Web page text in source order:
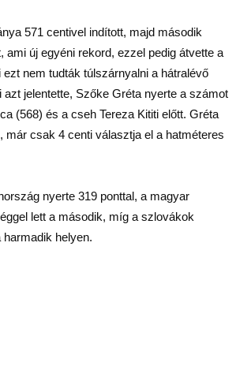
571 centivel indított, majd második
ami új egyéni rekord, ezzel pedig átvette a
nem tudták túlszárnyalni a hátralévő
azt jelentette, Szőke Gréta nyerte a számot
(568) és a cseh Tereza Kititi előtt. Gréta
már csak 4 centi választja el a hatméteres
nyerte 319 ponttal, a magyar
lett a második, míg a szlovákok
helyen.